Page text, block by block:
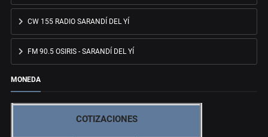
CW 155 RADIO SARANDÍ DEL YÍ
FM 90.5 OSIRIS - SARANDÍ DEL YÍ
MONEDA
COTIZACIONES